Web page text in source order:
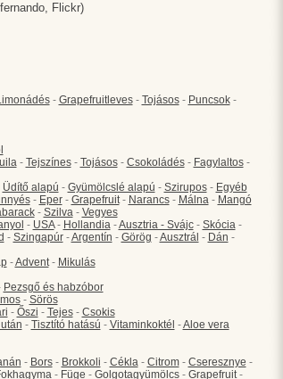
Flickr)
- Grapefruitleves- Tojásos- Puncsok-
- Tejszínes- Tojásos- Csokoládés- Fagylaltos-
Üdítő alapú - Gyümölcslé alapú - Szirupos- Egyéb
- Eper- Grapefruit- Narancs- Málna- Mangó
- Szilva- Vegyes
- USA- Hollandia-Ausztria - Svájc- Skócia-
- Szingapúr-Argentín - Görög -Ausztrál - Dán -
-Advent- Mikulás
Pezsgő és habzóbor
- Sörös
- Őszi - Tejes- Csokis
- Tisztító hatású - Vitaminkoktél -Aloe vera
- Bors- Brokkoli - Cékla- Citrom- Cseresznye -
- Füge - Golgotagyümölcs- Grapefruit-